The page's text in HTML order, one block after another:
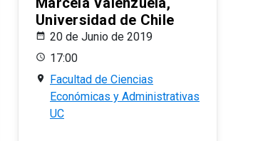
Universidad de Chile
20 de Junio de 2019
17:00
Facultad de Ciencias
Económicas y Administrativas
UC